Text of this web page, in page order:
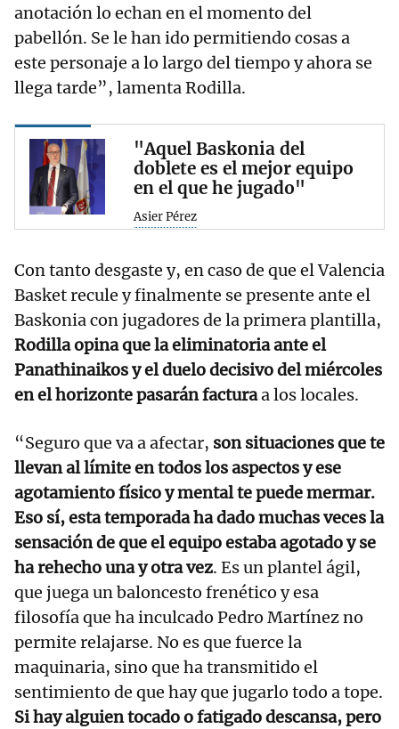
anotación lo echan en el momento del
pabellón. Se le han ido permitiendo cosas a
este personaje a lo largo del tiempo y ahora se
llega tarde”, lamenta Rodilla.
"Aquel Baskonia del
doblete es el mejor equipo
en el que he jugado"
Asier Pérez
Con tanto desgaste y, en caso de que el Valencia
Basket recule y finalmente se presente ante el
Baskonia con jugadores de la primera plantilla,
Rodilla opina que la eliminatoria ante el
Panathinaikos y el duelo decisivo del miércoles
en el horizonte pasarán facturaa los locales.
“Seguro que va a afectar, son situaciones que te
llevan al límite en todos los aspectos y ese
agotamiento físico y mental te puede mermar.
Eso sí, esta temporada ha dado muchas veces la
sensación de que el equipo estaba agotado y se
ha rehecho una y otra vez. Es un plantel ágil,
que juega un baloncesto frenético y esa
filosofía que ha inculcado Pedro Martínez no
permite relajarse. No es que fuerce la
maquinaria, sino que ha transmitido el
sentimiento de que hay que jugarlo todo a tope.
Si hay alguien tocado o fatigado descansa, pero